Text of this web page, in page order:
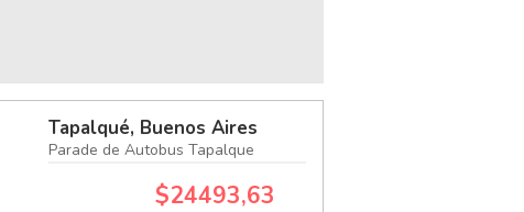
Tapalqué, Buenos Aires
Parade de Autobus Tapalque
$24493,63